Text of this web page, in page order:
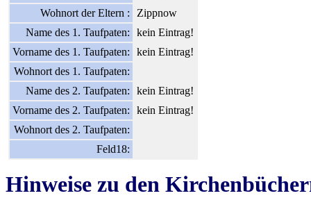
Wohnort der Eltern :
Zippnow
Name des 1. Taufpaten:
kein Eintrag!
Vorname des 1. Taufpaten:
kein Eintrag!
Wohnort des 1. Taufpaten:
Name des 2. Taufpaten:
kein Eintrag!
Vorname des 2. Taufpaten:
kein Eintrag!
Wohnort des 2. Taufpaten:
Feld18:
Hinweise zu den